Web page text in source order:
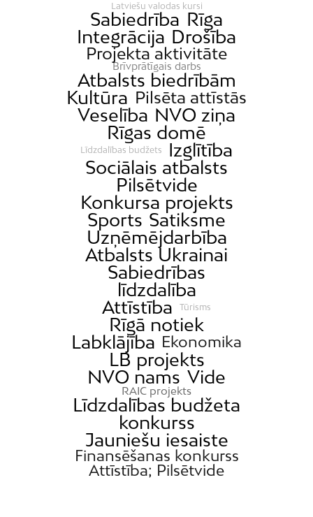
Latviešu valodas kursi
Sabiedrība Rīga
Integrācija Drošība
Projekta aktivitāte
Brīvprātīgais darbs
Atbalsts biedrībām
Kultūra Pilsēta attīstās
Veselība NVO ziņa
Rīgas domē
Līdzdalības budžets
Izglītība
Sociālais atbalsts
Pilsētvide
Konkursa projekts
Sports Satiksme
Uzņēmējdarbība
Atbalsts Ukrainai
Sabiedrības
līdzdalība
Attīstība
Tūrisms
Rīgā notiek
Labklājība Ekonomika
LB projekts
NVO nams Vide
RAIC projekts
Līdzdalības budžeta
konkurss
Jauniešu iesaiste
Finansēšanas konkurss
Attīstība; Pilsētvide